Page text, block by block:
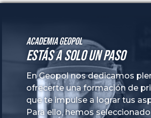
Academia GeoPol
Estás a solo un paso
En Geopol nos dedicamos
ofrecerte una formación de
que te impulse a lograr tus
Para ello, hemos seleccionado